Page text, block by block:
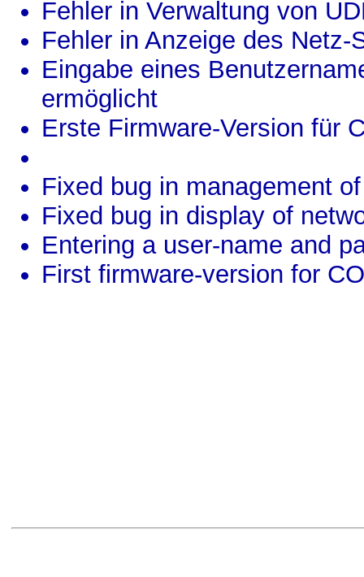
Fehler in Verwaltung von
Fehler in Anzeige des
Eingabe eines
ermöglicht
Erste Firmware-Version für
Fixed bug in management
Fixed bug in display of
Entering a user-name and
First firmware-version for